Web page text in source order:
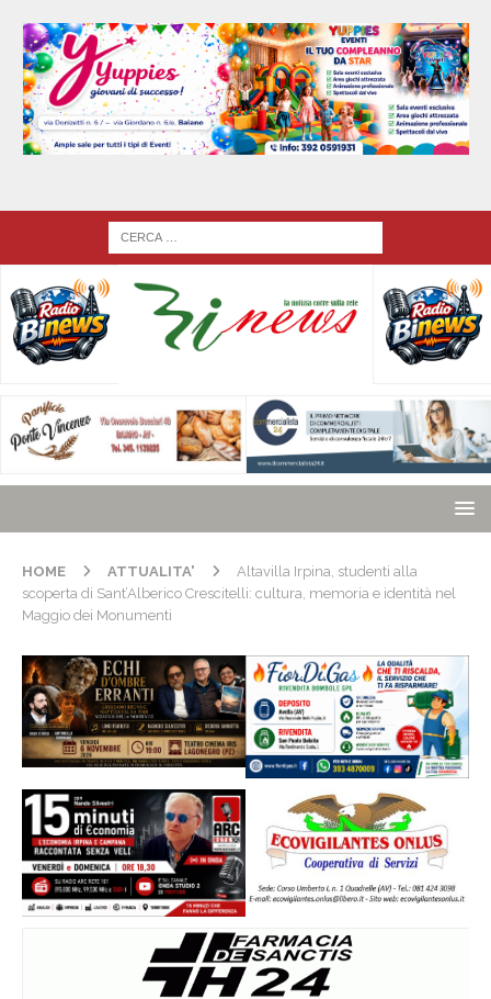
HOME ATTUALITA'
Altavilla Irpina, studenti alla
scoperta di Sant’Alberico Crescitelli: cultura, memoria e identità nel
Maggio dei Monumenti